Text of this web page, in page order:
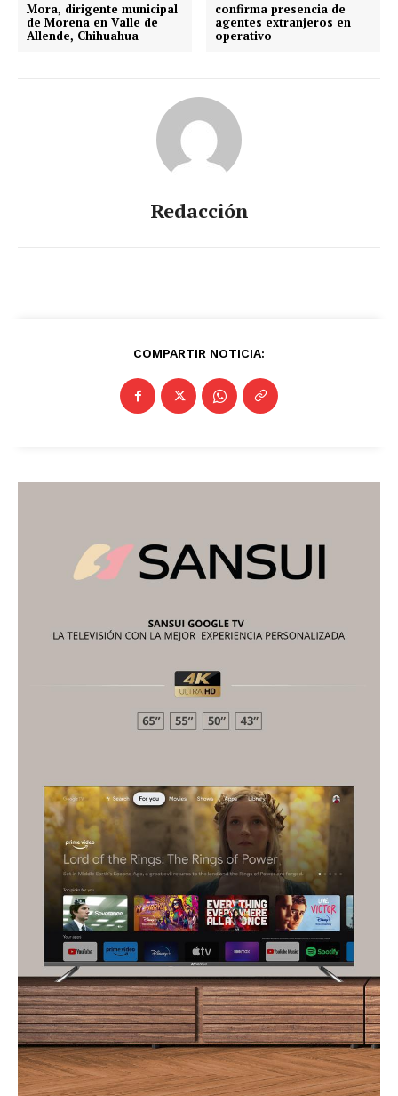
Mora, dirigente municipal
de Morena en Valle de
Allende, Chihuahua
confirma presencia de
agentes extranjeros en
operativo
Redacción
COMPARTIR NOTICIA: